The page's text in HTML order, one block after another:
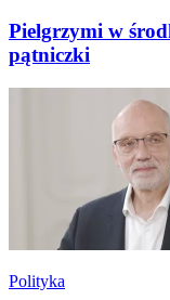
Pielgrzymi w
pątniczki
Polityka